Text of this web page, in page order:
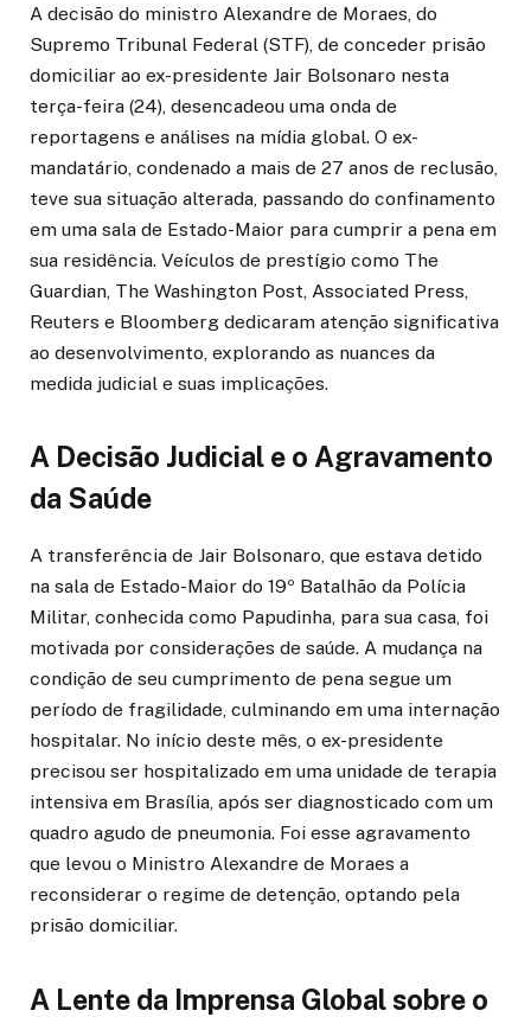
A decisão do ministro Alexandre de Moraes, do
Supremo Tribunal Federal (STF), de conceder prisão
domiciliar ao ex-presidente Jair Bolsonaro nesta
terça-feira (24), desencadeou uma onda de
reportagens e análises na mídia global. O ex-
mandatário, condenado a mais de 27 anos de reclusão,
teve sua situação alterada, passando do confinamento
em uma sala de Estado-Maior para cumprir a pena em
sua residência. Veículos de prestígio como The
Guardian, The Washington Post, Associated Press,
Reuters e Bloomberg dedicaram atenção significativa
ao desenvolvimento, explorando as nuances da
medida judicial e suas implicações.
A Decisão Judicial e o Agravamento
da Saúde
A transferência de Jair Bolsonaro, que estava detido
na sala de Estado-Maior do 19º Batalhão da Polícia
Militar, conhecida como Papudinha, para sua casa, foi
motivada por considerações de saúde. A mudança na
condição de seu cumprimento de pena segue um
período de fragilidade, culminando em uma internação
hospitalar. No início deste mês, o ex-presidente
precisou ser hospitalizado em uma unidade de terapia
intensiva em Brasília, após ser diagnosticado com um
quadro agudo de pneumonia. Foi esse agravamento
que levou o Ministro Alexandre de Moraes a
reconsiderar o regime de detenção, optando pela
prisão domiciliar.
A Lente da Imprensa Global sobre o